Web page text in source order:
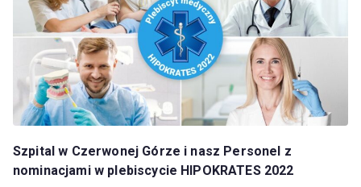
Szpital w Czerwonej Górze i nasz Personel z
nominacjami w plebiscycie HIPOKRATES 2022